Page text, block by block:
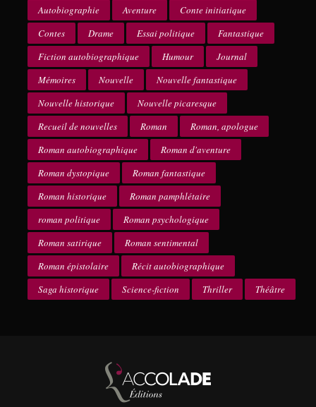
Autobiographie Aventure
Conte initiatique
Contes
Drame Essai politique
Fantastique
Fiction autobiographique
Humour
Journal
Mémoires
Nouvelle
Nouvelle fantastique
Nouvelle historique
Nouvelle picaresque
Recueil de nouvelles
Roman
Roman, apologue
Roman autobiographique
Roman d'aventure
Roman dystopique
Roman fantastique
Roman historique
Roman pamphlétaire
roman politique
Roman psychologique
Roman satirique
Roman sentimental
Roman épistolaire
Récit autobiographique
Saga historique
Science-fiction Thriller Théâtre